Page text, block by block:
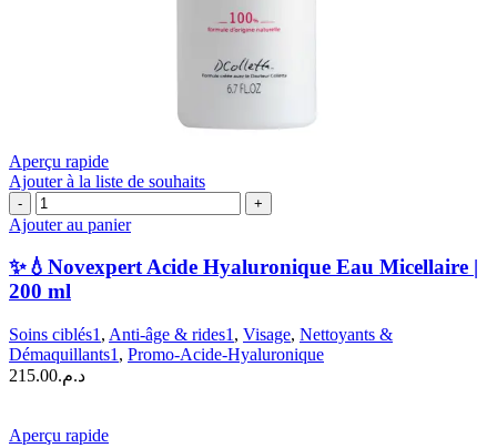
Aperçu rapide
Ajouter à la liste de souhaits
quantité
de
💧
Novexpert
Acide
Eau
Micellaire
|
Ajouter au panier
✨💧Novexpert Acide Hyaluronique Eau Micellaire |
200 ml
Soins ciblés1 , Anti-âge & rides1 , Visage, Nettoyants &
Démaquillants1 , Promo-Acide-Hyaluronique
د.م.215.00
Aperçu rapide